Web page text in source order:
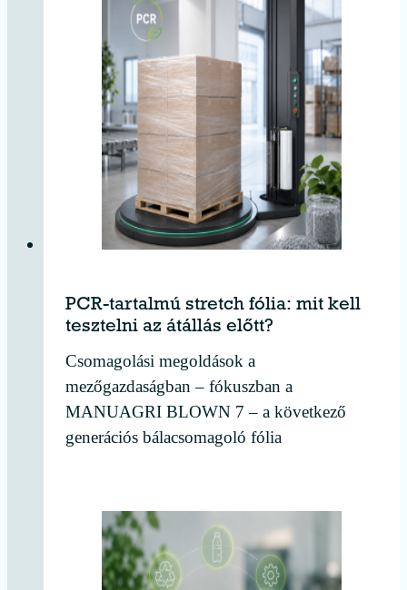
PCR-tartalmú stretch fólia: mit kell
tesztelni az átállás előtt?
Csomagolási megoldások a
mezőgazdaságban – fókuszban a
MANUAGRI BLOWN 7 – a következő
generációs bálacsomagoló fólia